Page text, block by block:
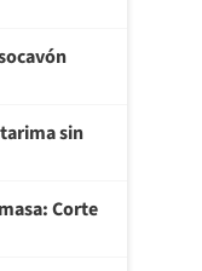
sin
Corte